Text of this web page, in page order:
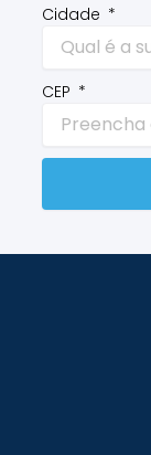
Cidade
CEP